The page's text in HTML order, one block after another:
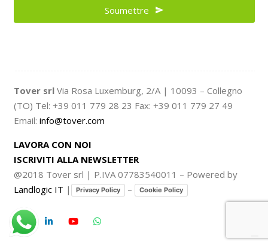
Soumettre
Tover srl Via Rosa Luxemburg, 2/A | 10093 – Collegno
(TO) Tel: +39 011 779 28 23 Fax: +39 011 779 27 49
Email: info@tover.com
LAVORA CON NOI
ISCRIVITI ALLA NEWSLETTER
@2018 Tover srl | P.IVA 07783540011 – Powered by
Landlogic IT | Privacy Policy – Cookie Policy